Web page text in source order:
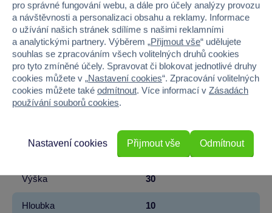
Licence Zdeněk Miler
Řada Krteček
Věk od 3
Pohlaví
Výška 30
Hloubka 10
pro správné fungování webu, a dále pro účely analýzy provozu
a návštěvnosti a personalizaci obsahu a reklamy. Informace
o užívání našich stránek sdílíme s našimi reklamními
a analytickými partnery. Výběrem „Přijmout vše“ udělujete
souhlas se zpracováním všech volitelných druhů cookies
pro tyto zmíněné účely. Spravovat či blokovat jednotlivé druhy
cookies můžete v „Nastavení cookies“. Zpracování volitelných
cookies můžete také odmítnout. Více informací v Zásadách
používání souborů cookies.
Odmítnout
Nastavení cookies Přijmout vše